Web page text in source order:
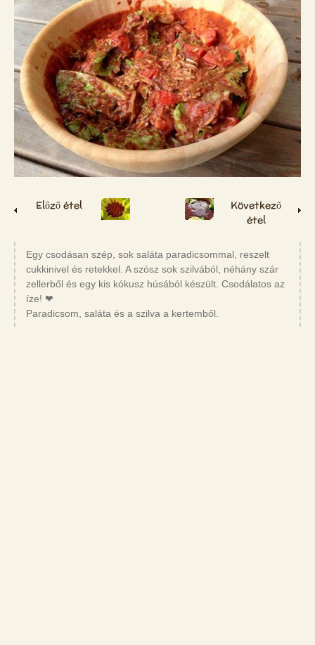
Előző étel
Következő
étel
Egy csodásan szép, sok saláta paradicsommal, reszelt
cukkinivel és retekkel. A szósz sok szilvából, néhány szár
zellerből és egy kis kókusz húsából készült. Csodálatos az
íze! ❤
Paradicsom, saláta és a szilva a kertemből.